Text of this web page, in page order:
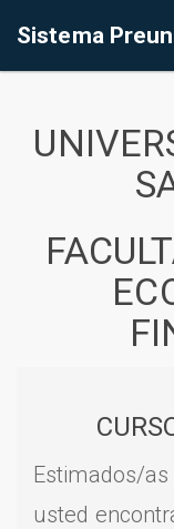
Sistema
Estimados/
usted